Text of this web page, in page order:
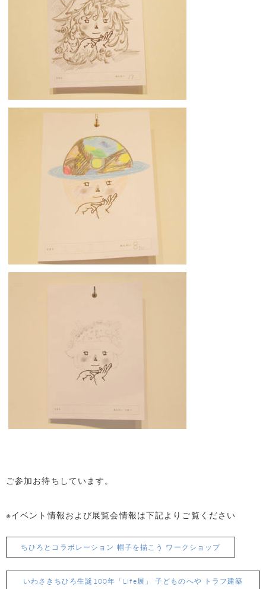
ご参加お待ちしています。
※イベント情報および展覧会情報は下記よりご覧ください
ちひろとコラボレーション 帽子を描こう ワークショップ
いわさきちひろ生誕100年「Life展」 子どものへや トラフ建築